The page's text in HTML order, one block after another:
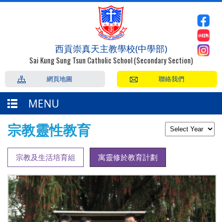
西貢崇真天主教學校(中學部)
Sai Kung Sung Tsun Catholic School (Secondary Section)
聯絡我們
網頁地圖
MENU
宗教靈性教育
宗教及生活培育組 寓靈修於教育計劃